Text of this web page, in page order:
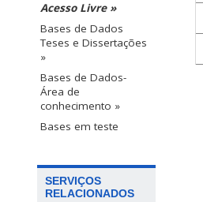
Acesso Livre »
Bases de Dados
Teses e Dissertações
»
Bases de Dados-
Área de
conhecimento »
Bases em teste
SERVIÇOS
RELACIONADOS